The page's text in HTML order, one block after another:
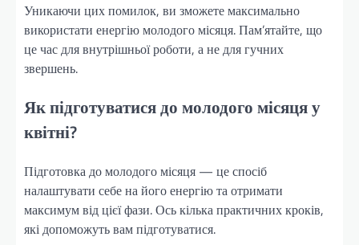
Уникаючи цих помилок, ви зможете максимально
використати енергію молодого місяця. Пам’ятайте, що
це час для внутрішньої роботи, а не для гучних
звершень.
Як підготуватися до молодого місяця у
квітні?
Підготовка до молодого місяця — це спосіб
налаштувати себе на його енергію та отримати
максимум від цієї фази. Ось кілька практичних кроків,
які допоможуть вам підготуватися.